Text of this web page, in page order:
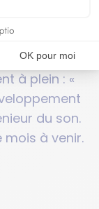
à plein : «
du son.
à venir.